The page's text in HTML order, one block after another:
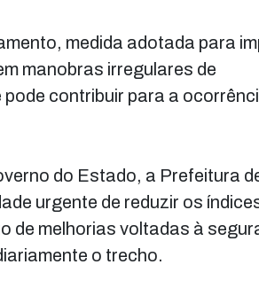
medida adotada para
manobras irregulares de
contribuir para a
do Estado, a Prefeitura
urgente de reduzir os
de melhorias voltadas à
o trecho.